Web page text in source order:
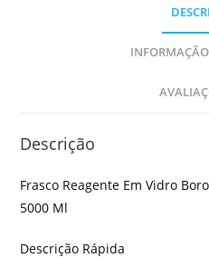
Descrição
Frasco Reagente Em Vidro
5000 Ml
Descrição Rápida